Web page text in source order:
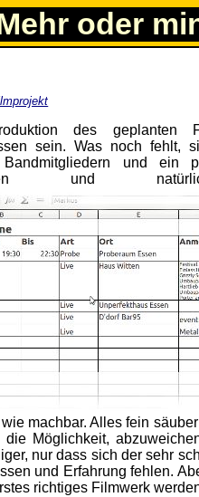
oder
des geplanten
sein. Was noch fehlt,
Bandmitgliedern und ein
und
machbar. Alles fein
die Möglichkeit,
nur dass sich der sehr
und Erfahrung fehlen.
richtiges Filmwerk